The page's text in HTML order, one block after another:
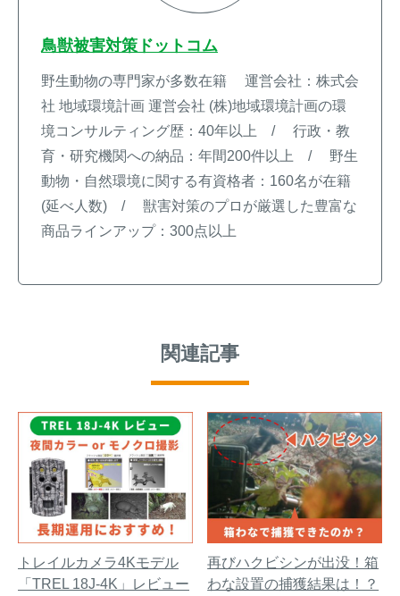
鳥獣被害対策ドットコム
野生動物の専門家が多数在籍 運営会社：株式会
社 地域環境計画 運営会社 (株)地域環境計画の環
境コンサルティング歴：40年以上 / 行政・教
育・研究機関への納品：年間200件以上 / 野生
動物・自然環境に関する有資格者：160名が在籍
(延べ人数) / 獣害対策のプロが厳選した豊富な
商品ラインアップ：300点以上
関連記事
トレイルカメラ4Kモデル
「TREL 18J-4K」レビュー
再びハクビシンが出没！箱
わな設置の捕獲結果は！？